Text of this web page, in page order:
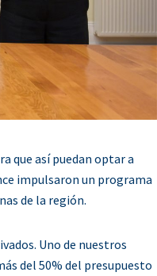
que así puedan optar a
impulsaron un programa
de la región.
Uno de nuestros
del 50% del presupuesto